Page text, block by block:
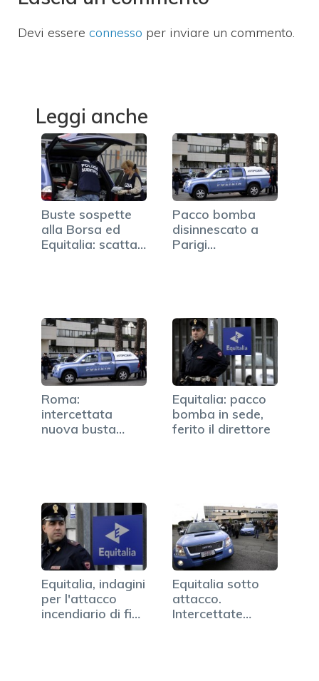
Devi essere connesso per inviare un commento.
Leggi anche
Buste sospette
alla Borsa ed
Equitalia: scatta…
Pacco bomba
disinnescato a
Parigi
Roma:
intercettata
nuova busta
Equitalia: pacco
bomba in sede,
ferito il direttore
Equitalia, indagini
per l'attacco
incendiario di fine
Equitalia sotto
attacco.
Intercettate